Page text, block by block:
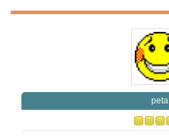
peta